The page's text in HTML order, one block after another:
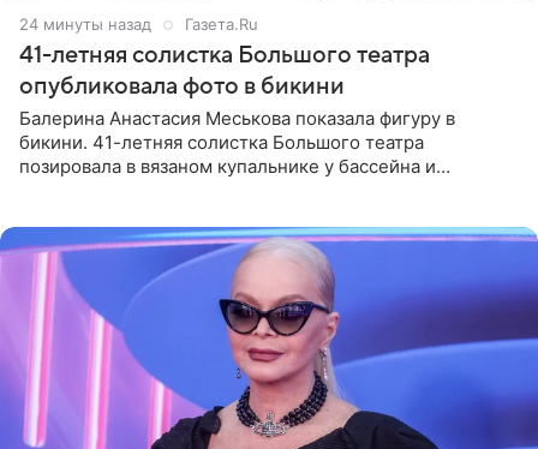
24 минуты назад Газета.Ru
41-летняя солистка Большого театра
опубликовала фото в бикини
Балерина Анастасия Меськова показала фигуру в
бикини. 41-летняя солистка Большого театра
позировала в вязаном купальнике у бассейна и